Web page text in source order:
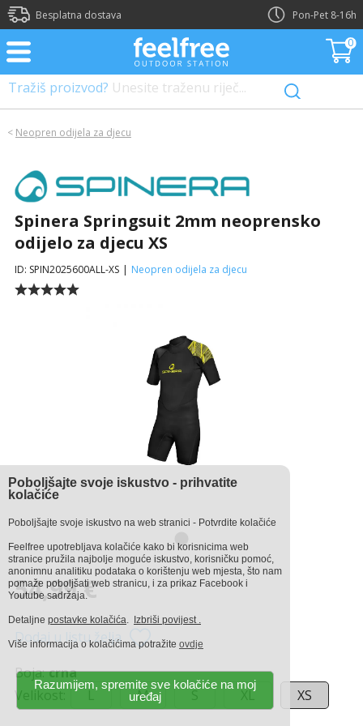
Besplatna dostava Pon-Pet 8-16h
0
Tražiš proizvod? Unesite traženu riječ...
< Neopren odijela za djecu
Spinera Springsuit 2mm neoprensko
odijelo za djecu XS
ID: SPIN2025600ALL-XS | Neopren odijela za djecu
54,99 €
Dodaj u listu želja
Boja: crna
M XL XS
Poboljšajte svoje iskustvo - prihvatite
kolačiće
Poboljšajte svoje iskustvo na web stranici - Potvrdite kolačiće
Feelfree upotrebljava kolačiće kako bi korisnicima web
stranice pružila najbolje moguće iskustvo, korisničku pomoć,
anonimnu analitiku podataka o korištenju web mjesta, što nam
pomaže poboljšati web stranicu, i za prikaz Facebook i
Youtube sadržaja.
Detaljne postavke kolačića. Izbriši povijest .
Više informacija o kolačićima potražite ovdje
Razumijem, spremite sve kolačiće na moj
uređaj
?>